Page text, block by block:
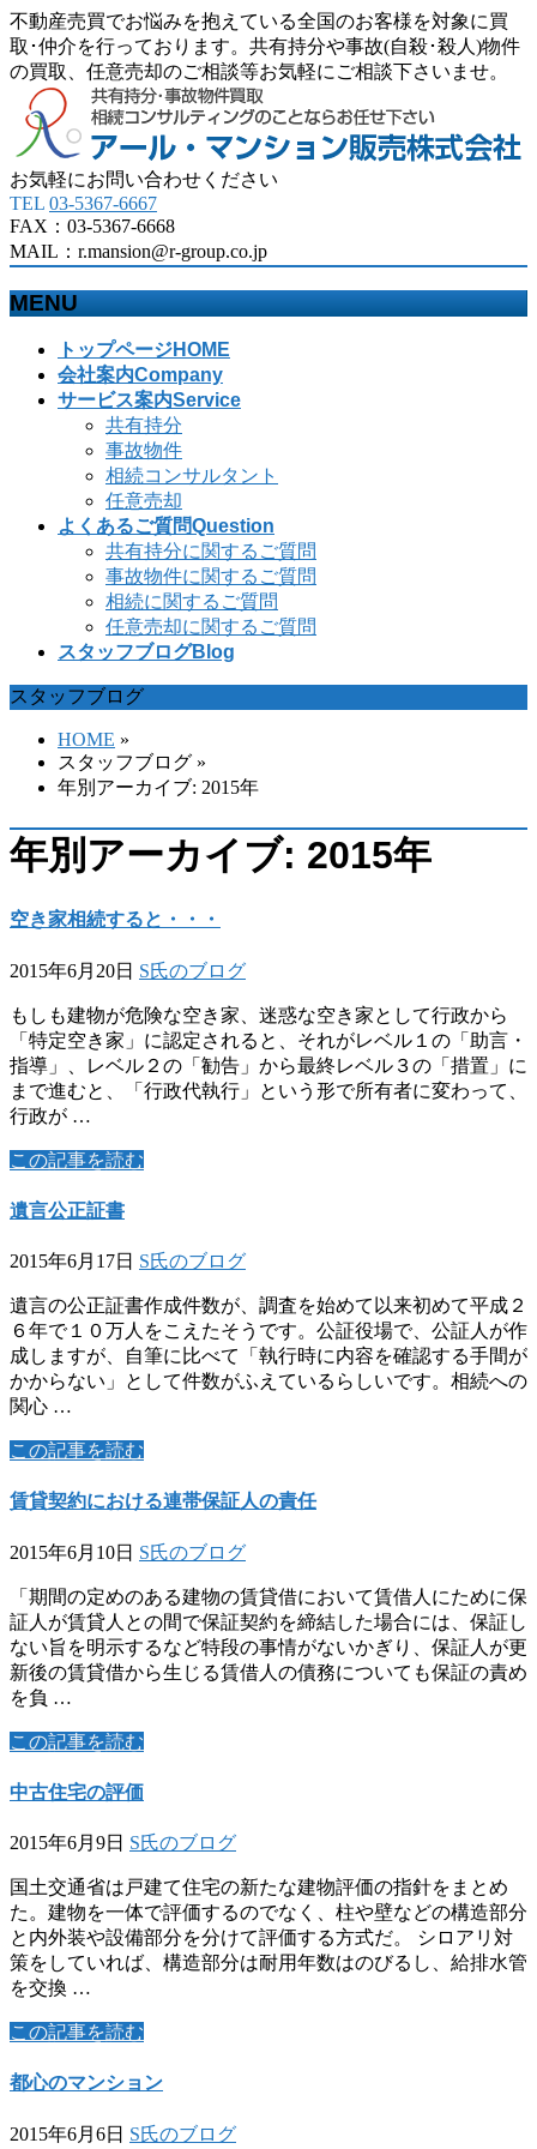
不動産売買でお悩みを抱えている全国のお客様を対象に買
取･仲介を行っております。共有持分や事故(自殺･殺人)物件
の買取、任意売却のご相談等お気軽にご相談下さいませ。
お気軽にお問い合わせください
TEL 03-5367-6667
FAX：03-5367-6668
MAIL：r.mansion@r-group.co.jp
MENU
トップページHOME
会社案内Company
サービス案内Service
共有持分
事故物件
相続コンサルタント
任意売却
よくあるご質問Question
共有持分に関するご質問
事故物件に関するご質問
相続に関するご質問
任意売却に関するご質問
スタッフブログBlog
スタッフブログ
HOME »
スタッフブログ »
年別アーカイブ: 2015年
年別アーカイブ: 2015年
空き家相続すると・・・
2015年6月20日 S氏のブログ
もしも建物が危険な空き家、迷惑な空き家として行政から
「特定空き家」に認定されると、それがレベル１の「助言・
指導」、レベル２の「勧告」から最終レベル３の「措置」に
まで進むと、「行政代執行」という形で所有者に変わって、
行政が …
この記事を読む
遺言公正証書
2015年6月17日 S氏のブログ
遺言の公正証書作成件数が、調査を始めて以来初めて平成２
６年で１０万人をこえたそうです。公証役場で、公証人が作
成しますが、自筆に比べて「執行時に内容を確認する手間が
かからない」として件数がふえているらしいです。相続への
関心 …
この記事を読む
賃貸契約における連帯保証人の責任
2015年6月10日 S氏のブログ
「期間の定めのある建物の賃貸借において賃借人にために保
証人が賃貸人との間で保証契約を締結した場合には、保証し
ない旨を明示するなど特段の事情がないかぎり、保証人が更
新後の賃貸借から生じる賃借人の債務についても保証の責め
を負 …
この記事を読む
中古住宅の評価
2015年6月9日 S氏のブログ
国土交通省は戸建て住宅の新たな建物評価の指針をまとめ
た。建物を一体で評価するのでなく、柱や壁などの構造部分
と内外装や設備部分を分けて評価する方式だ。 シロアリ対
策をしていれば、構造部分は耐用年数はのびるし、給排水管
を交換 …
この記事を読む
都心のマンション
2015年6月6日 S氏のブログ